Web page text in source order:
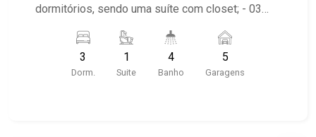
dormitórios, sendo uma suíte com closet; - 03
um lavabo; - Banheira; - Ar-condicionado no
imóvel; - Sala de estar; - Sala de jantar; - Sala
dois ambientes; - Ventilador de teto no imóvel; -
3
Dorm.
1
Suite
4
Banho
5
Garagens